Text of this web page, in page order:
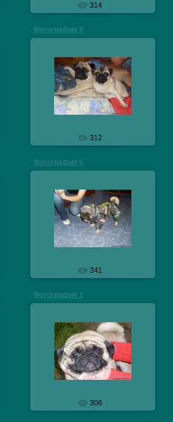
314
Фотография 9
29.10.2009
veresmops
312
Фотография 5
29.10.2009
veresmops
341
Фотография 1
29.10.2009
veresmops
306